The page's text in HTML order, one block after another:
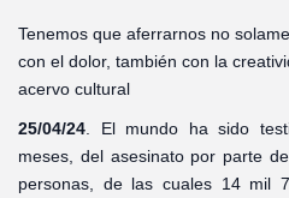
Tenemos que aferrarnos no
con el dolor, también con la
acervo cultural
25/04/24 . El mundo ha sido
meses, del asesinato por parte
personas, de las cuales 14 mil